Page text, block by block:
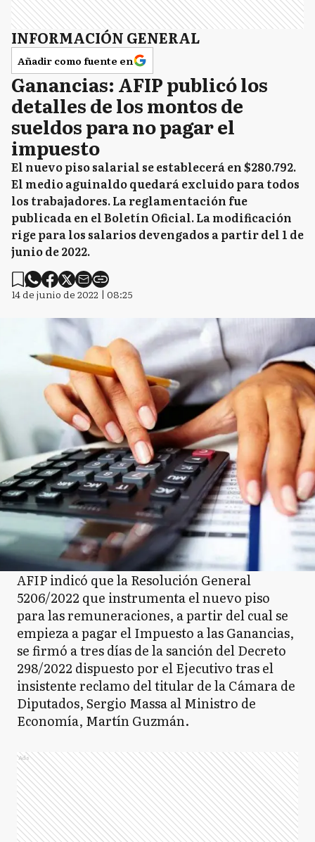
INFORMACIÓN GENERAL
Añadir como fuente en
Ganancias: AFIP publicó los
detalles de los montos de
sueldos para no pagar el
impuesto
El nuevo piso salarial se establecerá en $280.792.
El medio aguinaldo quedará excluido para todos
los trabajadores. La reglamentación fue
publicada en el Boletín Oficial. La modificación
rige para los salarios devengados a partir del 1 de
junio de 2022.
14 de junio de 2022 | 08:25
AFIP indicó que la Resolución General
5206/2022 que instrumenta el nuevo piso
para las remuneraciones, a partir del cual se
empieza a pagar el Impuesto a las Ganancias,
se firmó a tres días de la sanción del Decreto
298/2022 dispuesto por el Ejecutivo tras el
insistente reclamo del titular de la Cámara de
Diputados, Sergio Massa al Ministro de
Economía, Martín Guzmán.
Ads